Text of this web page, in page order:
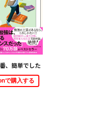
、簡単でした
で購入する